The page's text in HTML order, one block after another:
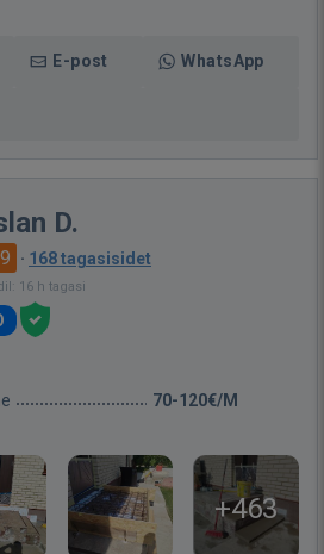
E-post WhatsApp
D.
· 168 tagasisidet
16 h tagasi
70-120€/M
+463